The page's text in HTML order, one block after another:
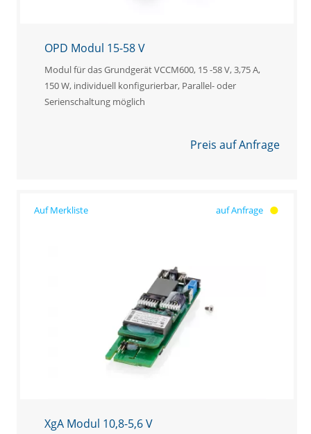
OPD Modul 15-58 V
Modul für das Grundgerät VCCM600, 15 -58 V, 3,75 A,
150 W, individuell konfigurierbar, Parallel- oder
Serienschaltung möglich
Preis auf Anfrage
auf Anfrage
XgA Modul 10,8-5,6 V